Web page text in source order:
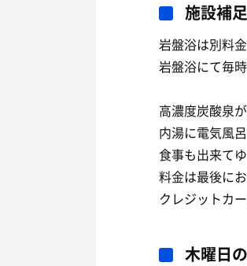
施設補
岩盤浴は別料
岩盤浴にて毎
高濃度炭酸泉
内湯に電気風
食事も出来て
料金は最後に
クレジットカ
木曜日